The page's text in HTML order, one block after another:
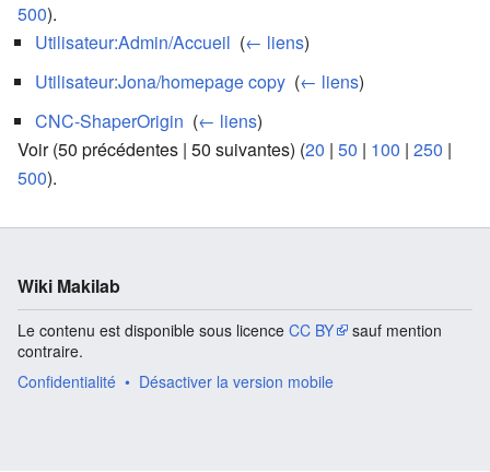
500).
Utilisateur:Admin/Accueil (← liens)
Utilisateur:Jona/homepage copy (← liens)
CNC-ShaperOrigin (← liens)
Voir (50 précédentes | 50 suivantes) (20 | 50 | 100 | 250 |
500).
Wiki Makilab
Le contenu est disponible sous licence CC BY
sauf mention
contraire.
Confidentialité
Désactiver la version mobile